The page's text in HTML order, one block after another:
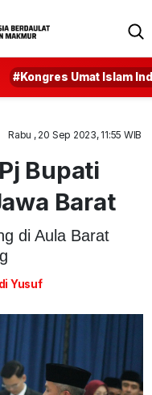
#Kongres Umat Islam
Rabu , 20 Sep 2023, 11:55 WIB
Bupati
Barat
di Aula Barat
Yusuf